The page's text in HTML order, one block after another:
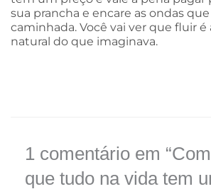
sua prancha e encare as ondas
caminhada. Você vai ver que fluir
natural do que imaginava.
1 comentário em
que tudo na vida tem